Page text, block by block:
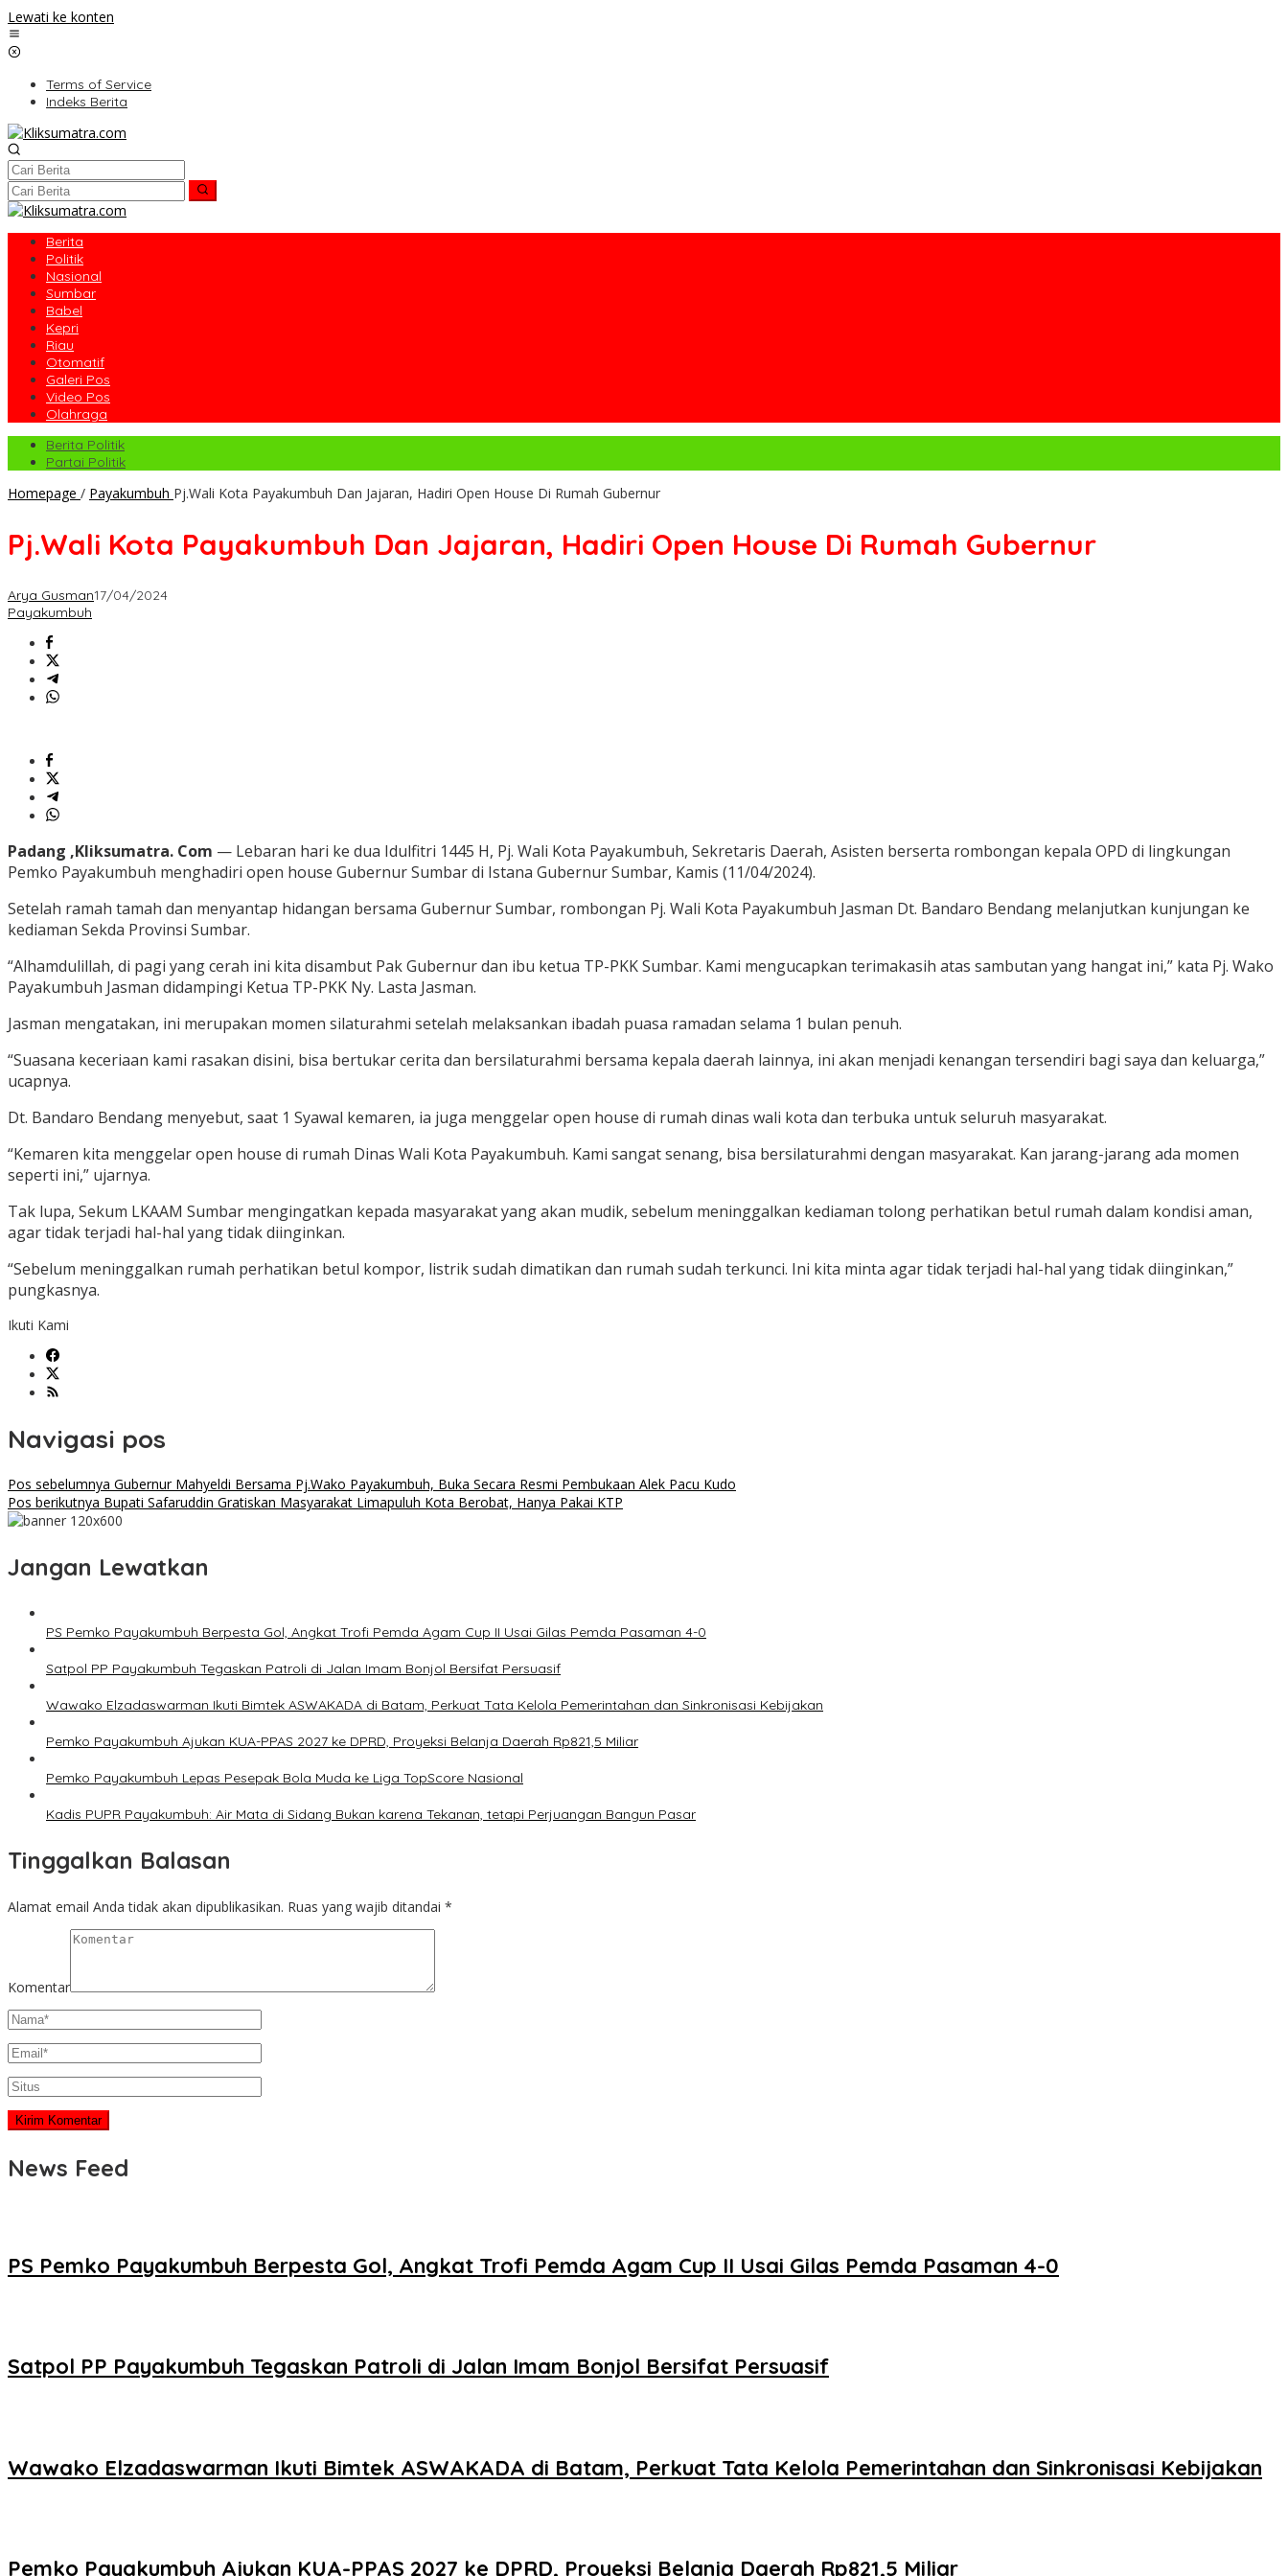
Lewati ke konten
Terms of Service
Indeks Berita
Berita
Politik
Nasional
Sumbar
Babel
Kepri
Riau
Otomatif
Galeri Pos
Video Pos
Olahraga
Berita Politik
Partai Politik
Homepage / Payakumbuh Pj.Wali Kota Payakumbuh Dan Jajaran, Hadiri Open House Di Rumah Gubernur
Pj.Wali Kota Payakumbuh Dan Jajaran, Hadiri Open House Di Rumah Gubernur
Arya Gusman17/04/2024
Payakumbuh
Padang ,Kliksumatra. Com — Lebaran hari ke dua Idulfitri 1445 H, Pj. Wali Kota Payakumbuh, Sekretaris Daerah, Asisten berserta rombongan kepala OPD di lingkungan
Pemko Payakumbuh menghadiri open house Gubernur Sumbar di Istana Gubernur Sumbar, Kamis (11/04/2024).
Setelah ramah tamah dan menyantap hidangan bersama Gubernur Sumbar, rombongan Pj. Wali Kota Payakumbuh Jasman Dt. Bandaro Bendang melanjutkan kunjungan ke
kediaman Sekda Provinsi Sumbar.
“Alhamdulillah, di pagi yang cerah ini kita disambut Pak Gubernur dan ibu ketua TP-PKK Sumbar. Kami mengucapkan terimakasih atas sambutan yang hangat ini,” kata Pj. Wako
Payakumbuh Jasman didampingi Ketua TP-PKK Ny. Lasta Jasman.
Jasman mengatakan, ini merupakan momen silaturahmi setelah melaksankan ibadah puasa ramadan selama 1 bulan penuh.
“Suasana keceriaan kami rasakan disini, bisa bertukar cerita dan bersilaturahmi bersama kepala daerah lainnya, ini akan menjadi kenangan tersendiri bagi saya dan keluarga,”
ucapnya.
Dt. Bandaro Bendang menyebut, saat 1 Syawal kemaren, ia juga menggelar open house di rumah dinas wali kota dan terbuka untuk seluruh masyarakat.
“Kemaren kita menggelar open house di rumah Dinas Wali Kota Payakumbuh. Kami sangat senang, bisa bersilaturahmi dengan masyarakat. Kan jarang-jarang ada momen
seperti ini,” ujarnya.
Tak lupa, Sekum LKAAM Sumbar mengingatkan kepada masyarakat yang akan mudik, sebelum meninggalkan kediaman tolong perhatikan betul rumah dalam kondisi aman,
agar tidak terjadi hal-hal yang tidak diinginkan.
“Sebelum meninggalkan rumah perhatikan betul kompor, listrik sudah dimatikan dan rumah sudah terkunci. Ini kita minta agar tidak terjadi hal-hal yang tidak diinginkan,”
pungkasnya.
Ikuti Kami
Navigasi pos
Pos sebelumnya Gubernur Mahyeldi Bersama Pj.Wako Payakumbuh, Buka Secara Resmi Pembukaan Alek Pacu Kudo
Pos berikutnya Bupati Safaruddin Gratiskan Masyarakat Limapuluh Kota Berobat, Hanya Pakai KTP
Jangan Lewatkan
PS Pemko Payakumbuh Berpesta Gol, Angkat Trofi Pemda Agam Cup II Usai Gilas Pemda Pasaman 4-0
Satpol PP Payakumbuh Tegaskan Patroli di Jalan Imam Bonjol Bersifat Persuasif
Wawako Elzadaswarman Ikuti Bimtek ASWAKADA di Batam, Perkuat Tata Kelola Pemerintahan dan Sinkronisasi Kebijakan
Pemko Payakumbuh Ajukan KUA-PPAS 2027 ke DPRD, Proyeksi Belanja Daerah Rp821,5 Miliar
Pemko Payakumbuh Lepas Pesepak Bola Muda ke Liga TopScore Nasional
Kadis PUPR Payakumbuh: Air Mata di Sidang Bukan karena Tekanan, tetapi Perjuangan Bangun Pasar
Tinggalkan Balasan
Alamat email Anda tidak akan dipublikasikan. Ruas yang wajib ditandai *
Komentar
News Feed
PS Pemko Payakumbuh Berpesta Gol, Angkat Trofi Pemda Agam Cup II Usai Gilas Pemda Pasaman 4-0
Satpol PP Payakumbuh Tegaskan Patroli di Jalan Imam Bonjol Bersifat Persuasif
Wawako Elzadaswarman Ikuti Bimtek ASWAKADA di Batam, Perkuat Tata Kelola Pemerintahan dan Sinkronisasi Kebijakan
Pemko Payakumbuh Ajukan KUA-PPAS 2027 ke DPRD, Proyeksi Belanja Daerah Rp821,5 Miliar